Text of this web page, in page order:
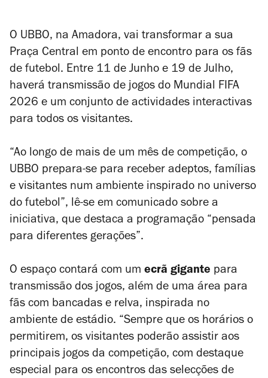
O UBBO, na Amadora, vai transformar a sua
Praça Central em ponto de encontro para os fãs
de futebol. Entre 11 de Junho e 19 de Julho,
haverá transmissão de jogos do Mundial FIFA
2026 e um conjunto de actividades interactivas
para todos os visitantes.
“Ao longo de mais de um mês de competição, o
UBBO prepara-se para receber adeptos, famílias
e visitantes num ambiente inspirado no universo
do futebol”, lê-se em comunicado sobre a
iniciativa, que destaca a programação “pensada
para diferentes gerações”.
O espaço contará com um ecrã gigante para
transmissão dos jogos, além de uma área para
fãs com bancadas e relva, inspirada no
ambiente de estádio. “Sempre que os horários o
permitirem, os visitantes poderão assistir aos
principais jogos da competição, com destaque
especial para os encontros das selecções de